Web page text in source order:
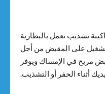
تشذيب تعمل بالبطارية
على المقبض من أجل
مريح في الإمساك ويوفر
أثناء الحفر أو التشذيب.